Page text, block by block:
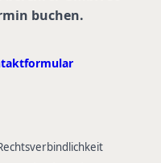
buchen.